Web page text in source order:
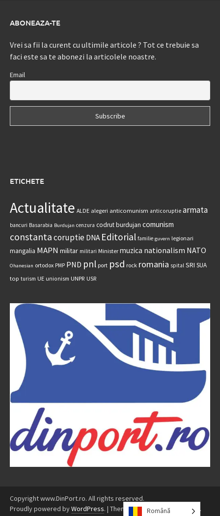
ABONEAZA-TE
Vrei sa fii la curent cu ultimile articole ? Tot ce trebuie sa
faci este sa te abonezi la articolele noastre.
Email
ETICHETE
Actualitate ALDE alegeri anticomunism anticoruptie armata
bancuri Basarabia Burdujan cenzura codrut burdujan comunism
constantacoruptie DNA Editorial familie guvern legionari
mangalia MAPN militar militari Minister muzica nationalism NATO
Ohanesian ortodox PMP PND pnl port psd rock romania spital SRI SUA
top turism UE unionism UNPR USR
Copyright www.DinPort.ro. All rights reserved.
Proudly powered byWordPress. | Theme: Awaken byThemezHut .
Română